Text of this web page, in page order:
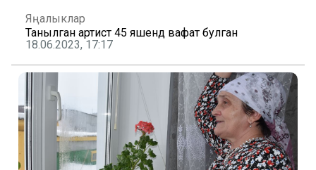
Яңалыклар
Танылган артист 45 яшендә вафат булган
18.06.2023, 17:17